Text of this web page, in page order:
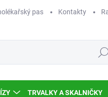
pas Kontakty
TRVALKY A SKALNIČKY